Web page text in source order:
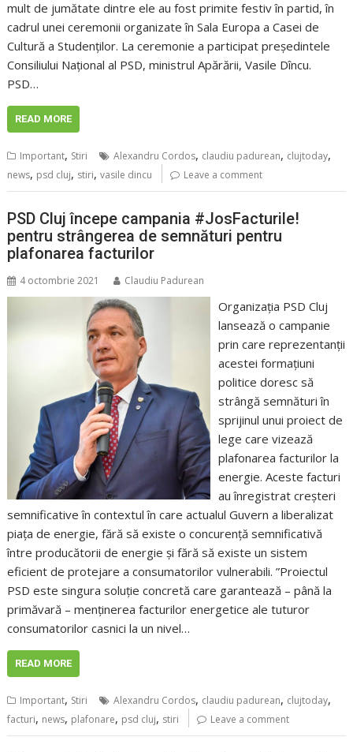
mult de jumătate dintre ele au fost primite festiv în partid, în
cadrul unei ceremonii organizate în Sala Europa a Casei de
Cultură a Studenților. La ceremonie a participat președintele
Consiliului Național al PSD, ministrul Apărării, Vasile Dîncu.
PSD…
READ MORE
Important, Stiri Alexandru Cordos, claudiu padurean, clujtoday,
news, psd cluj, stiri,vasile dincu Leave a comment
PSD Cluj începe campania #JosFacturile!
pentru strângerea de semnături pentru
plafonarea facturilor
4 octombrie 2021 Claudiu Padurean
Organizația PSD Cluj
lansează o campanie
prin care reprezentanții
acestei formațiuni
politice doresc să
strângă semnături în
sprijinul unui proiect de
lege care vizează
plafonarea facturilor la
energie. Aceste facturi
au înregistrat creșteri
semnificative în contextul în care actualul Guvern a liberalizat
piața de energie, fără să existe o concurență semnificativă
între producătorii de energie și fără să existe un sistem
eficient de protejare a consumatorilor vulnerabili. ”Proiectul
PSD este singura soluție concretă care garantează – până la
primăvară – menținerea facturilor energetice ale tuturor
consumatorilor casnici la un nivel…
READ MORE
Important, Stiri Alexandru Cordos, claudiu padurean, clujtoday,
facturi, news, plafonare, psd cluj, stiri Leave a comment